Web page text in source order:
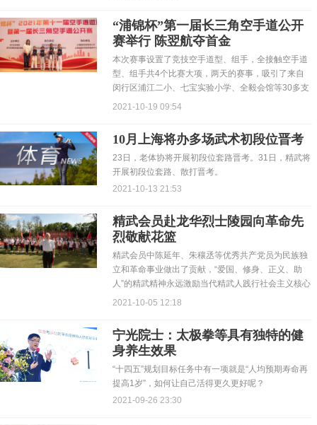
“浦锦杯”第一届长三角空手道公开
赛举行 陈翌航夺首金
本次赛事设置了竞技空手道型、组手，全接触空手道
型、组手共4个比赛大项，两天的赛事，吸引了来自
闵行区浦江二小、七宝实验小学、全毅会馆等30多支
队伍270多人参赛。
2021-10-19 09:54
10月上海将办多场武术初段位晋考
23日，老体协将开展初段位套路晋考。31日，精武将
开展初段位套路、散打晋考。
2021-10-13 21:53
精武会员赴龙华烈士陵园向革命先
烈敬献花篮
精武会员中陈延年、朱穰丞等优秀共产党员为民族独
立和革命事业做出了贡献，“爱国、修身、正义、助
人”的精武精神永远激励当代精武人践行社会主义核心
价值观。
2021-10-05 12:18
宁光院士：太极拳等具有独特的健
身养生效果
“十四五”规划目标任务中有一项就是“人均预期寿命再
提高1岁”，如何让自己活得更久更好呢？
2021-09-26 23:30